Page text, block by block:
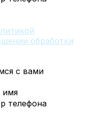
обработки
с вами
имя
телефона